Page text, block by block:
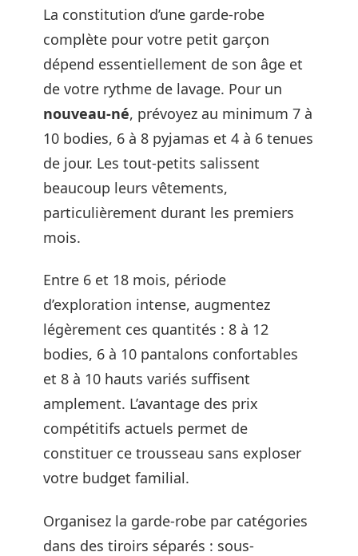
La constitution d’une garde-robe
complète pour votre petit garçon
dépend essentiellement de son âge et
de votre rythme de lavage. Pour un
nouveau-né, prévoyez au minimum 7 à
10 bodies, 6 à 8 pyjamas et 4 à 6 tenues
de jour. Les tout-petits salissent
beaucoup leurs vêtements,
particulièrement durant les premiers
mois.
Entre 6 et 18 mois, période
d’exploration intense, augmentez
légèrement ces quantités : 8 à 12
bodies, 6 à 10 pantalons confortables
et 8 à 10 hauts variés suffisent
amplement. L’avantage des prix
compétitifs actuels permet de
constituer ce trousseau sans exploser
votre budget familial.
Organisez la garde-robe par catégories
dans des tiroirs séparés : sous-